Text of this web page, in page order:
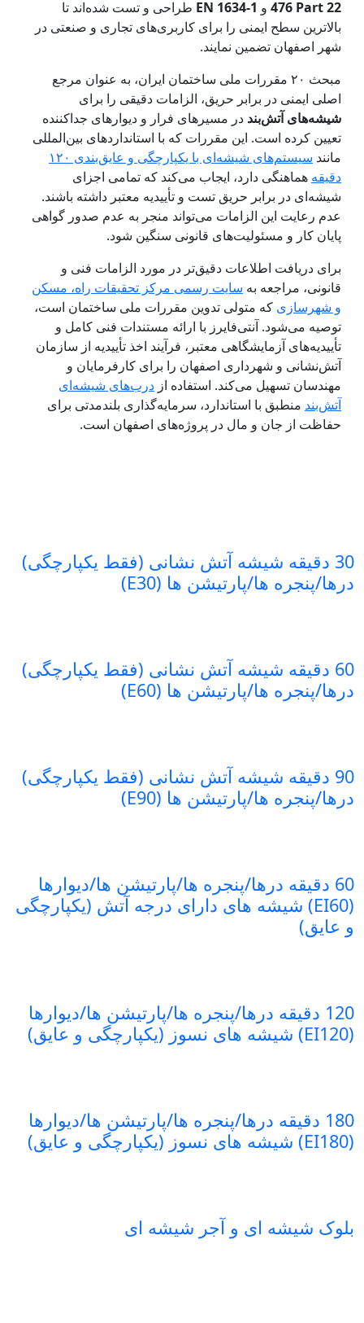
476 Part 22 و EN 1634-1 طراحی و تست شده‌اند تا
بالاترین سطح ایمنی را برای کاربری‌های تجاری و صنعتی در
شهر اصفهان تضمین نمایند.
مبحث ۲۰ مقررات ملی ساختمان ایران، به عنوان مرجع
اصلی ایمنی در برابر حریق، الزامات دقیقی را برای
شیشه‌های آتش‌بند در مسیرهای فرار و دیوارهای جداکننده
تعیین کرده است. این مقررات که با استانداردهای بین‌المللی
مانند
سیستم‌های شیشه‌ای با یکپارچگی و عایق‌بندی ۱۲۰
دقیقه هماهنگی دارد، ایجاب می‌کند که تمامی اجزای
شیشه‌ای در برابر حریق تست و تأییدیه معتبر داشته باشند.
عدم رعایت این الزامات می‌تواند منجر به عدم صدور گواهی
پایان کار و مسئولیت‌های قانونی سنگین شود.
برای دریافت اطلاعات دقیق‌تر در مورد الزامات فنی و
قانونی، مراجعه به سایت رسمی مرکز تحقیقات راه، مسکن
و شهرسازی که متولی تدوین مقررات ملی ساختمان است،
توصیه می‌شود. آنتی‌فایرز با ارائه مستندات فنی کامل و
تأییدیه‌های آزمایشگاهی معتبر، فرآیند اخذ تأییدیه از سازمان
آتش‌نشانی و شهرداری اصفهان را برای کارفرمایان و
مهندسان تسهیل می‌کند. استفاده از درب‌های شیشه‌ای
آتش‌بند منطبق با استاندارد، سرمایه‌گذاری بلندمدتی برای
حفاظت از جان و مال در پروژه‌های اصفهان است.
30 دقیقه شیشه آتش نشانی (فقط یکپارچگی)
درها/پنجره ها/پارتیشن ها (E30)
60 دقیقه شیشه آتش نشانی (فقط یکپارچگی)
درها/پنجره ها/پارتیشن ها (E60)
90 دقیقه شیشه آتش نشانی (فقط یکپارچگی)
درها/پنجره ها/پارتیشن ها (E90)
60 دقیقه درها/پنجره ها/پارتیشن ها/دیوارها
(EI60) شیشه های دارای درجه آتش (یکپارچگی
و عایق)
120 دقیقه درها/پنجره ها/پارتیشن ها/دیوارها
(EI120) شیشه های نسوز (یکپارچگی و عایق)
180 دقیقه درها/پنجره ها/پارتیشن ها/دیوارها
(EI180) شیشه های نسوز (یکپارچگی و عایق)
بلوک شیشه ای و آجر شیشه ای